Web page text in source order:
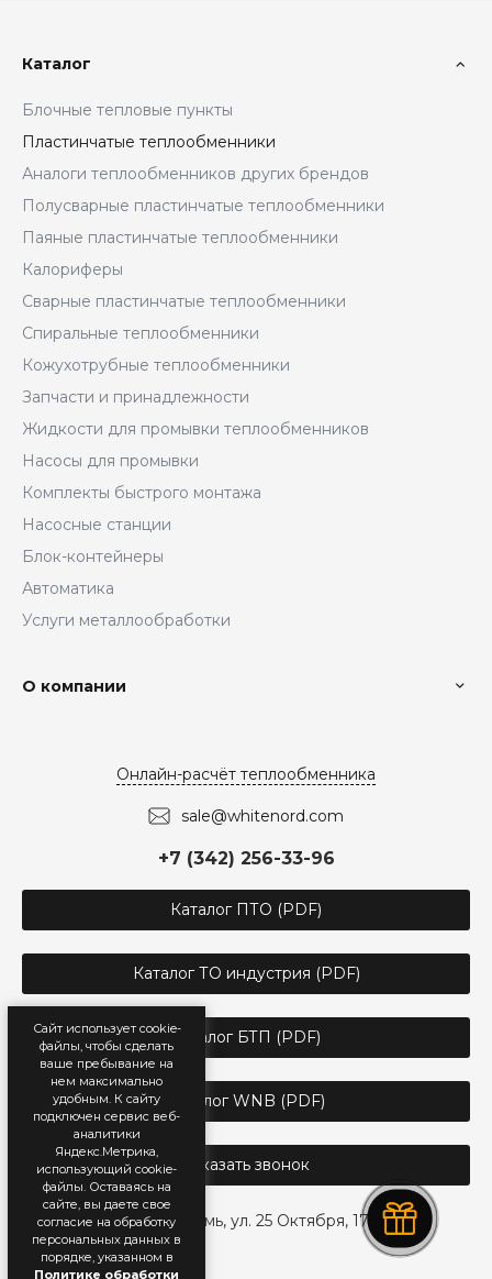
Сайт использует cookie-
файлы, чтобы сделать
ваше пребывание на
нем максимально
удобным. К cайту
подключен сервис веб-
аналитики
Яндекс.Метрика,
использующий cookie-
файлы. Оставаясь на
сайте, вы даете свое
согласие на обработку
персональных данных в
порядке, указанном в
Политике обработки
Каталог
Блочные тепловые пункты
Пластинчатые теплообменники
Аналоги теплообменников других брендов
Полусварные пластинчатые теплообменники
Паяные пластинчатые теплообменники
Калориферы
Сварные пластинчатые теплообменники
Спиральные теплообменники
Кожухотрубные теплообменники
Запчасти и принадлежности
Жидкости для промывки теплообменников
Насосы для промывки
Комплекты быстрого монтажа
Насосные станции
Блок-контейнеры
Автоматика
Услуги металлообработки
О компании
Онлайн-расчёт теплообменника
sale@whitenord.com
+7 (342) 256-33-96
г. Пермь, ул. 25 Октября, 17
Каталог ПТО (PDF)
Каталог ТО индустрия (PDF)
Каталог БТП (PDF)
Каталог WNB (PDF)
Заказать звонок